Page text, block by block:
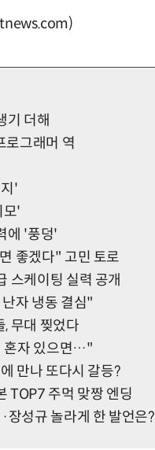
기 더해
그래머 역
'
모'
에 '풍덩'
좋겠다" 고민 토로
스케이팅 실력 공개
자 냉동 결심"
무대 찢었다
혼자 있으면…"
만나 또다시 갈등?
TOP7 주먹 맞짱 엔딩
장성규 놀라게 한 발언은?